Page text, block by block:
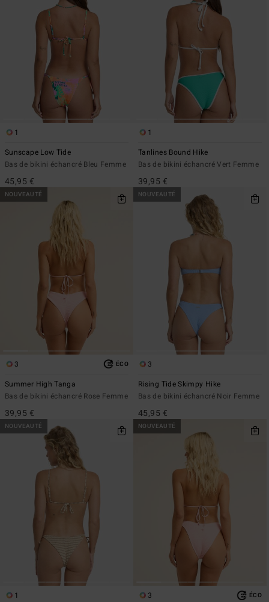
1
Sunscape Low Tide
Bas de bikini échancré Bleu Femme
45,95 €
1
Tanlines Bound Hike
Bas de bikini échancré Vert Femme
39,95 €
NOUVEAUTÉ
3 ÉCO
Summer High Tanga
Bas de bikini échancré Rose Femme
39,95 €
NOUVEAUTÉ
3
Rising Tide Skimpy Hike
Bas de bikini échancré Noir Femme
45,95 €
NOUVEAUTÉ
1
NOUVEAUTÉ
3 ÉCO